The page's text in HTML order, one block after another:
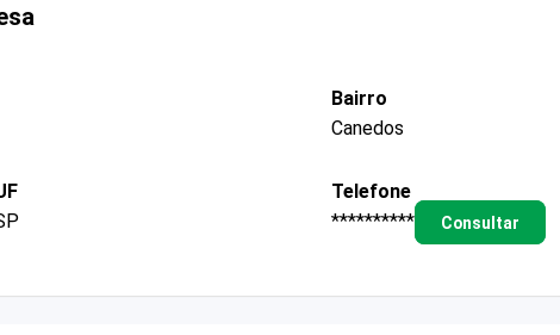
Bairro
Canedos
Telefone
**********
Consultar